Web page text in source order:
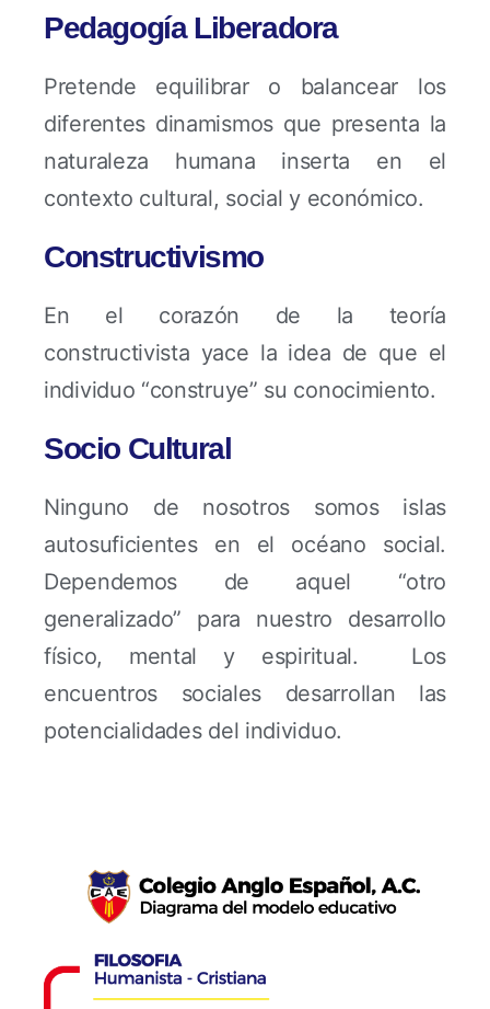
Pedagogía Liberadora
Pretende equilibrar o balancear los
diferentes dinamismos que presenta la
naturaleza humana inserta en el
contexto cultural, social y económico.
Constructivismo
En el corazón de la teoría
constructivista yace la idea de que el
individuo “construye” su conocimiento.
Socio Cultural
Ninguno de nosotros somos islas
autosuficientes en el océano social.
Dependemos de aquel “otro
generalizado” para nuestro desarrollo
físico, mental y espiritual. Los
encuentros sociales desarrollan las
potencialidades del individuo.